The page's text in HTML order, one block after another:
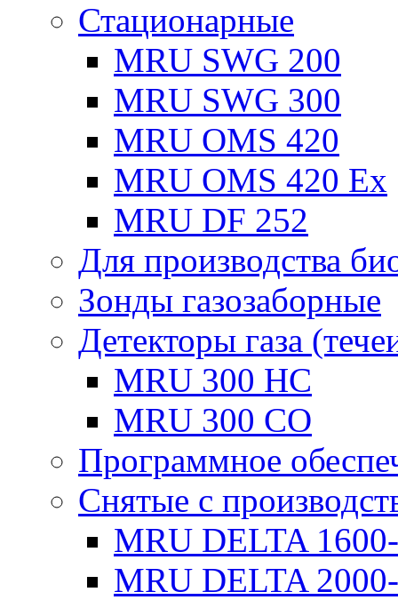
Стационарные
MRU SWG 200
MRU SWG 300
MRU OMS 420
MRU OMS 420 Ex
MRU DF 252
Для производства
Зонды газозаборные
Детекторы газа
MRU 300 HC
MRU 300 CO
Программное
Снятые с
MRU DELTA
MRU DELTA